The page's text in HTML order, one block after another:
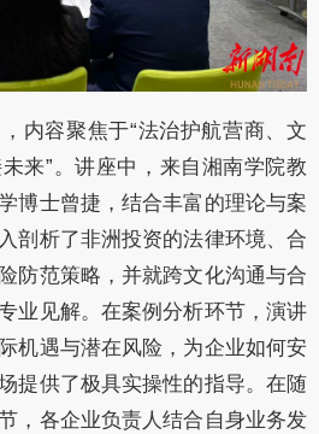
内容聚焦于“法治护航营商、文
来”。讲座中，来自湘南学院教
博士曾捷，结合丰富的理论与案
剖析了非洲投资的法律环境、合
防范策略，并就跨文化沟通与合
业见解。在案例分析环节，演讲
机遇与潜在风险，为企业如何安
提供了极具实操性的指导。在随
，各企业负责人结合自身业务发